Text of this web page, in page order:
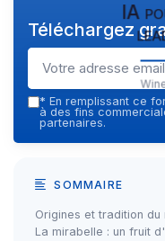
IA
Téléchargez
* En remplissant ce
à des fins
partenaires.
SOMMAIRE
Origines et tradition du
La mirabelle : un fruit